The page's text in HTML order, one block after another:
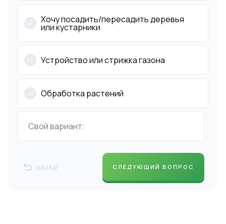
Хочу посадить/пересадить деревья
или кустарники
Устройство или стрижка газона
Обработка растений
НАЗАД СЛЕДУЮЩИЙ ВОПРОС